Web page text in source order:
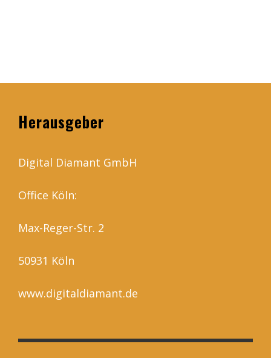
Herausgeber
Digital Diamant GmbH
Office Köln:
Max-Reger-Str. 2
50931 Köln
www.digitaldiamant.de